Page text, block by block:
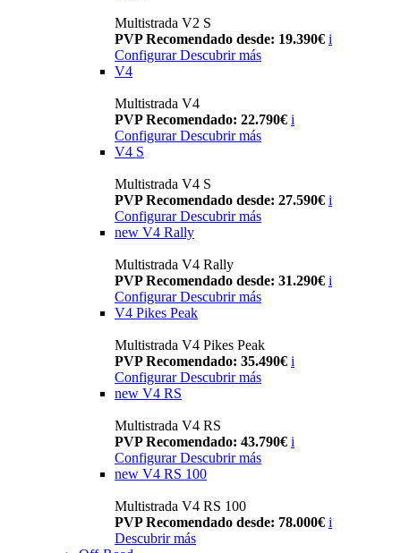
Multistrada V2 S
PVP Recomendado desde: 19.390€ i
Configurar Descubrir más
V4
Multistrada V4
PVP Recomendado: 22.790€ i
Configurar Descubrir más
V4 S
Multistrada V4 S
PVP Recomendado desde: 27.590€ i
Configurar Descubrir más
new V4 Rally
Multistrada V4 Rally
PVP Recomendado desde: 31.290€ i
Configurar Descubrir más
V4 Pikes Peak
Multistrada V4 Pikes Peak
PVP Recomendado: 35.490€ i
Configurar Descubrir más
new V4 RS
Multistrada V4 RS
PVP Recomendado: 43.790€ i
ConfigurarDescubrir más
new V4 RS 100
Multistrada V4 RS 100
PVP Recomendado desde: 78.000€ i
Descubrir más